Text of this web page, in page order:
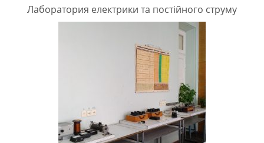
Лаборатория електрики та постійного струму